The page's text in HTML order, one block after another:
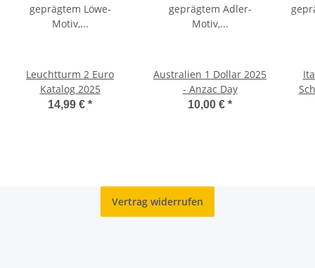
Leuchtturm 2 Euro
Katalog 2025
14,99 € *
Australien 1 Dollar 2025
- Anzac Day
10,00 € *
Vertrag widerrufen